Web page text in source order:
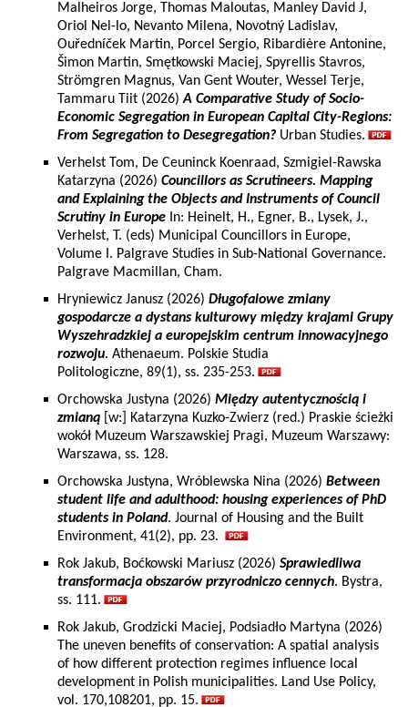
Malheiros Jorge, Thomas Maloutas, Manley David J,
Oriol Nel-lo, Nevanto Milena, Novotný Ladislav,
Ouředníček Martin, Porcel Sergio, Ribardière Antonine,
Šimon Martin, Smętkowski Maciej, Spyrellis Stavros,
Strömgren Magnus, Van Gent Wouter, Wessel Terje,
Tammaru Tiit (2026)A Comparative Study of Socio-
Economic Segregation in European Capital City-Regions:
From Segregation to Desegregation? Urban Studies.
Verhelst Tom, De Ceuninck Koenraad, Szmigiel-Rawska
Katarzyna (2026) Councillors as Scrutineers. Mapping
and Explaining the Objects and Instruments of Council
Scrutiny in Europe In: Heinelt, H., Egner, B., Lysek, J.,
Verhelst, T. (eds) Municipal Councillors in Europe,
Volume I. Palgrave Studies in Sub-National Governance.
Palgrave Macmillan, Cham.
Hryniewicz Janusz (2026) Długofalowe zmiany
gospodarcze a dystans kulturowy między krajami Grupy
Wyszehradzkiej a europejskim centrum innowacyjnego
rozwoju. Athenaeum. Polskie Studia
Politologiczne, 89(1), ss. 235-253.
Orchowska Justyna (2026) Między autentycznością i
zmianą [w:] Katarzyna Kuzko-Zwierz (red.) Praskie ścieżki
wokół Muzeum Warszawskiej Pragi, Muzeum Warszawy:
Warszawa, ss. 128.
Orchowska Justyna, Wróblewska Nina (2026) Between
student life and adulthood: housing experiences of PhD
students in Poland. Journal of Housing and the Built
Environment, 41(2), pp. 23.
Rok Jakub, Boćkowski Mariusz (2026) Sprawiedliwa
transformacja obszarów przyrodniczo cennych. Bystra,
ss. 111.
Rok Jakub, Grodzicki Maciej, Podsiadło Martyna (2026)
The uneven benefits of conservation: A spatial analysis
of how different protection regimes influence local
development in Polish municipalities. Land Use Policy,
vol. 170,108201, pp. 15.